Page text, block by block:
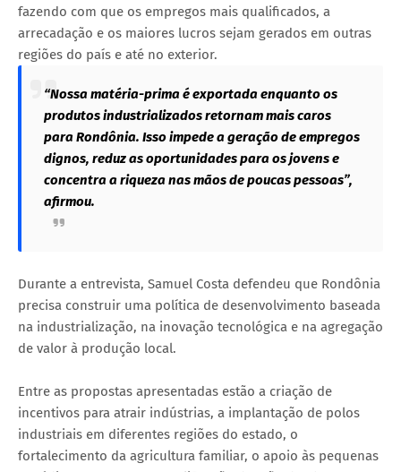
fazendo com que os empregos mais qualificados, a
arrecadação e os maiores lucros sejam gerados em outras
regiões do país e até no exterior.
“Nossa matéria-prima é exportada enquanto os
produtos industrializados retornam mais caros
para Rondônia. Isso impede a geração de empregos
dignos, reduz as oportunidades para os jovens e
concentra a riqueza nas mãos de poucas pessoas”,
afirmou.
Durante a entrevista, Samuel Costa defendeu que Rondônia
precisa construir uma política de desenvolvimento baseada
na industrialização, na inovação tecnológica e na agregação
de valor à produção local.
Entre as propostas apresentadas estão a criação de
incentivos para atrair indústrias, a implantação de polos
industriais em diferentes regiões do estado, o
fortalecimento da agricultura familiar, o apoio às pequenas